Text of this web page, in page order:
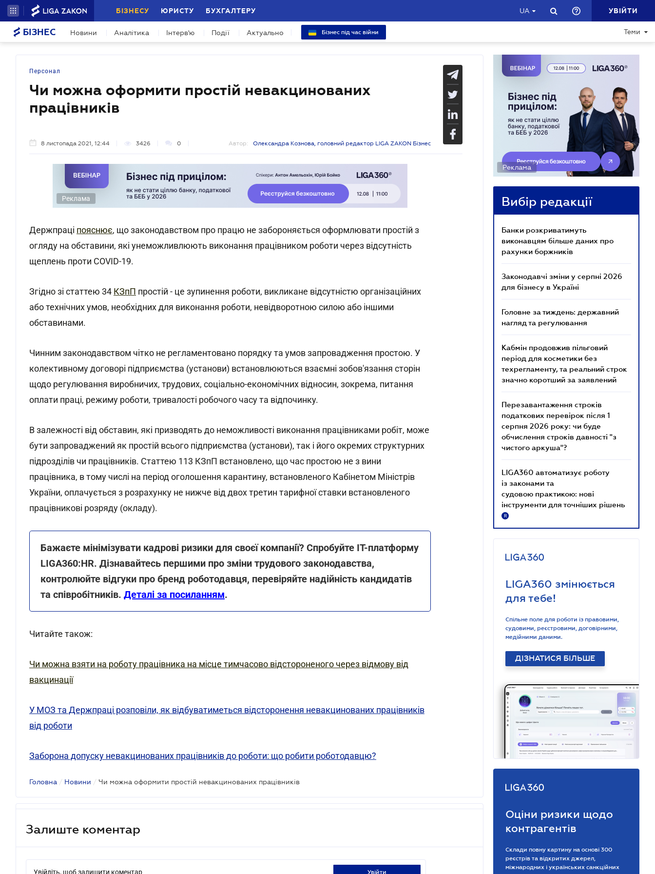
БІЗНЕСУ ЮРИСТУ БУХГАЛТЕРУ UA УВІЙТИ
БІЗНЕС Новини Аналітика Інтерв'ю Події Актуально Бізнес під час війни Теми
Персонал
Чи можна оформити простій невакцинованих
працівників
8 листопада 2021, 12:44 3426 0 Автор: Олександра Кознова, головний редактор LIGA ZAKON Бізнес
Реклама
Держпраці пояснює, що законодавством про працю не забороняється оформлювати простій з
огляду на обставини, які унеможливлюють виконання працівником роботи через відсутність
щеплень проти COVID-19.
Згідно зі статтею 34 КЗпП простій - це зупинення роботи, викликане відсутністю організаційних
або технічних умов, необхідних для виконання роботи, невідворотною силою або іншими
обставинами.
Чинним законодавством чітко не регламентовано порядку та умов запровадження простою. У
колективному договорі підприємства (установи) встановлюються взаємні зобов'язання сторін
щодо регулювання виробничих, трудових, соціально-економічних відносин, зокрема, питання
оплати праці, режиму роботи, тривалості робочого часу та відпочинку.
В залежності від обставин, які призводять до неможливості виконання працівниками робіт, може
бути запроваджений як простій всього підприємства (установи), так і його окремих структурних
підрозділів чи працівників. Статтею 113 КЗпП встановлено, що час простою не з вини
працівника, в тому числі на період оголошення карантину, встановленого Кабінетом Міністрів
України, оплачується з розрахунку не нижче від двох третин тарифної ставки встановленого
працівникові розряду (окладу).
Бажаєте мінімізувати кадрові ризики для своєї компанії? Спробуйте ІТ-платформу
LIGA360:HR. Дізнавайтесь першими про зміни трудового законодавства,
контролюйте відгуки про бренд роботодавця, перевіряйте надійність кандидатів
та співробітників. Деталі за посиланням.
Читайте також:
Чи можна взяти на роботу працівника на місце тимчасово відстороненого через відмову від
вакцинації
У МОЗ та Держпраці розповіли, як відбуватиметься відсторонення невакцинованих працівників
від роботи
Заборона допуску невакцинованих працівників до роботи: що робити роботодавцю?
Головна / Новини / Чи можна оформити простій невакцинованих працівників
Залиште коментар
Увійдіть, щоб залишити коментар увійти
Реклама
Вибір редакції
Банки розкриватимуть
виконавцям більше даних про
рахунки боржників
Законодавчі зміни у серпні 2026
для бізнесу в Україні
Головне за тиждень: державний
нагляд та регулювання
Кабмін продовжив пільговий
період для косметики без
техрегламенту, та реальний строк
значно коротший за заявлений
Перезавантаження строків
податкових перевірок після 1
серпня 2026 року: чи буде
обчислення строків давності "з
чистого аркуша"?
LIGA360 автоматизує роботу
із законами та
судовою практикою: нові
інструменти для точніших рішень
R
LIGA360 змінюється
для тебе!
Спільне поле для роботи із правовими,
судовими, реєстровими, договірними,
медійними даними.
ДІЗНАТИСЯ БІЛЬШЕ
Оціни ризики щодо
контрагентів
Склади повну картину на основі 300
реєстрів та відкритих джерел,
міжнародних і українських санкційних